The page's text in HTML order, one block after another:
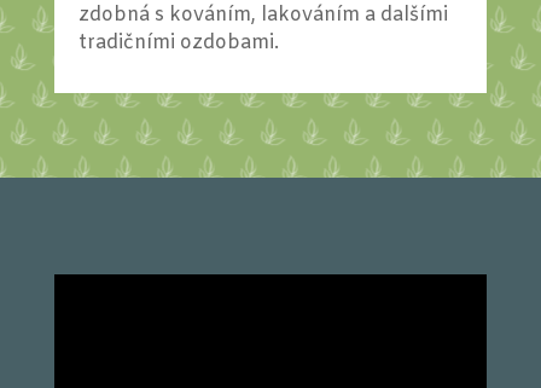
zdobná s kováním, lakováním a dalšími
tradičními ozdobami.